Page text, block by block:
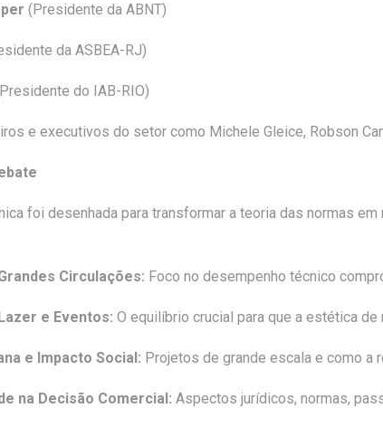
(Presidente da ABNT)
da ASBEA-RJ)
do IAB-RIO)
e executivos do setor como Michele Gleice, Robson
foi desenhada para transformar a teoria das normas
Circulações: Foco no desempenho técnico
e Eventos: O equilíbrio crucial para que a estética
e Impacto Social: Projetos de grande escala e como a
na Decisão Comercial: Aspectos jurídicos, normas,